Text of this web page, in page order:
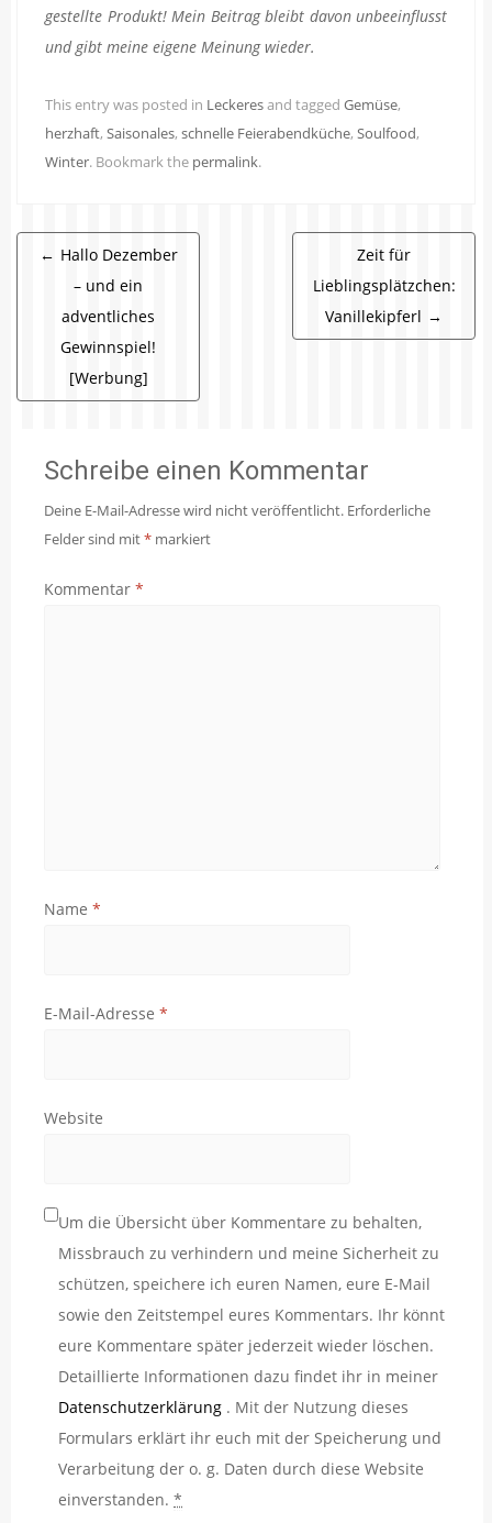
gestellte Produkt! Mein Beitrag bleibt davon unbeeinflusst
und gibt meine eigene Meinung wieder.
This entry was posted in Leckeresand tagged Gemüse,
herzhaft, Saisonales, schnelle Feierabendküche, Soulfood,
Winter. Bookmark the permalink.
Beitragsnavigation
← Hallo Dezember
– und ein
adventliches
Gewinnspiel!
[Werbung]
Zeit für
Lieblingsplätzchen:
Vanillekipferl →
Schreibe einen Kommentar
Deine E-Mail-Adresse wird nicht veröffentlicht. Erforderliche
Felder sind mit* markiert
Kommentar *
Name *
E-Mail-Adresse *
Website
Um die Übersicht über Kommentare zu behalten,
Missbrauch zu verhindern und meine Sicherheit zu
schützen, speichere ich euren Namen, eure E-Mail
sowie den Zeitstempel eures Kommentars. Ihr könnt
eure Kommentare später jederzeit wieder löschen.
Detaillierte Informationen dazu findet ihr in meiner
Datenschutzerklärung . Mit der Nutzung dieses
Formulars erklärt ihr euch mit der Speicherung und
Verarbeitung der o. g. Daten durch diese Website
einverstanden. *